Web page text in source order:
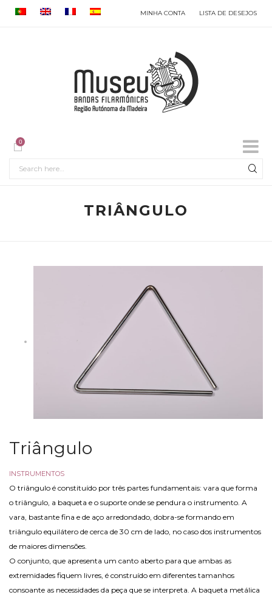
MINHA CONTA LISTA DE DESEJOS
0
TRIÂNGULO
Triângulo
INSTRUMENTOS
O triângulo é constituído por três partes fundamentais: vara que forma
o triângulo, a baqueta e o suporte onde se pendura o instrumento. A
vara, bastante fina e de aço arredondado, dobra-se formando em
triângulo equilátero de cerca de 30 cm de lado, no caso dos instrumentos
de maiores dimensões.
O conjunto, que apresenta um canto aberto para que ambas as
extremidades fiquem livres, é construído em diferentes tamanhos
consoante as necessidades da peça que se interpreta. A baqueta metálica